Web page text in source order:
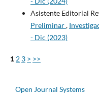
Asistente Editorial
Preliminar,
- Dic (2023)
12 3 > >>
Open Journal Systems